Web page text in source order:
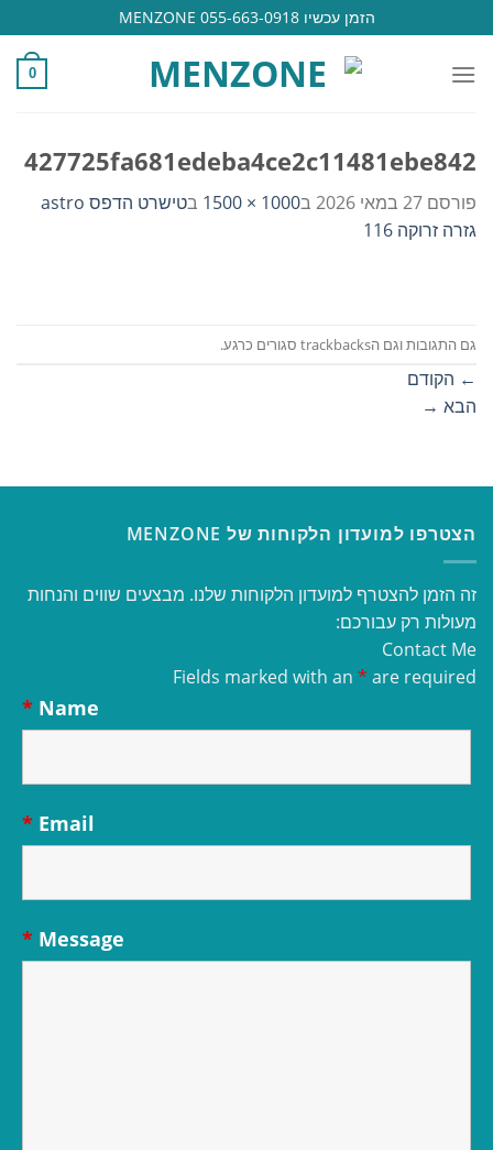
to
content
הזמן עכשיו 055-663-0918 MENZONE
0
427725fa681edeba4ce2c11481ebe842
פורסם 27 במאי 2026 ב1000 × 1500 ב
טישרט הדפס astro
גזרה זרוקה 116
גם התגובות וגם הtrackbacks סגורים כרגע.
← הקודם
הבא →
הצטרפו למועדון הלקוחות של MENZONE
זה הזמן להצטרף למועדון הלקוחות שלנו. מבצעים שווים והנחות
מעולות רק עבורכם:
Contact Me
Fields marked with an * are required
Name
*
Email
*
Message
*